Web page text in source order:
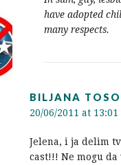
have adopted
many respects.
BILJANA
20/06/2011 at 13:01
Jelena, i ja delim
cast!!! Ne mogu